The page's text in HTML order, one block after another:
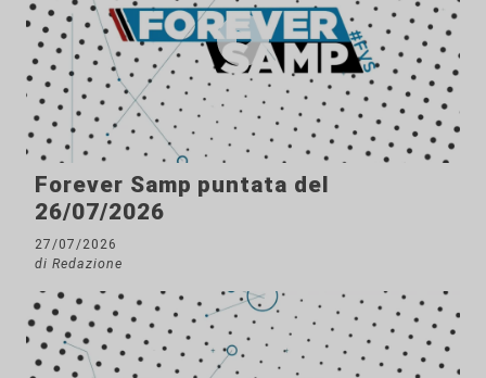
Forever Samp puntata del
26/07/2026
27/07/2026
di Redazione